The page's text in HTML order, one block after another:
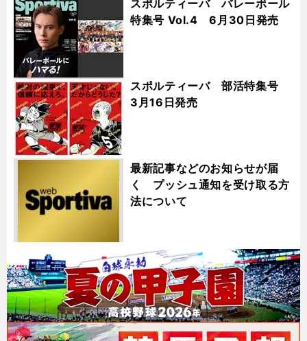
スポルティーバ バレーボール
特集号 Vol.4 6月30日発売
スポルティーバ 部活特集号
3月16日発売
最新記事などのお知らせが届
く プッシュ通知を受け取る方
法について